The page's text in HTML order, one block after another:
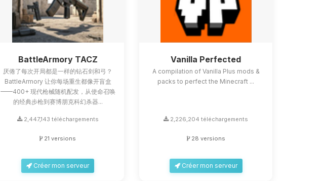
BattleArmory TACZ
厌倦了每次开局都是一样的钻石剑和弓？
BattleArmory 让你每场重生都像开盲盒
——400+ 现代枪械随机配发，从使命召唤
的经典步枪到赛博朋克科幻杀器...
2,447,143 téléchargements
21 versions
Créer mon serveur
Vanilla Perfected
A compilation of Vanilla Plus mods &
packs to perfect the Minecraft ...
2,226,204 téléchargements
28 versions
Créer mon serveur